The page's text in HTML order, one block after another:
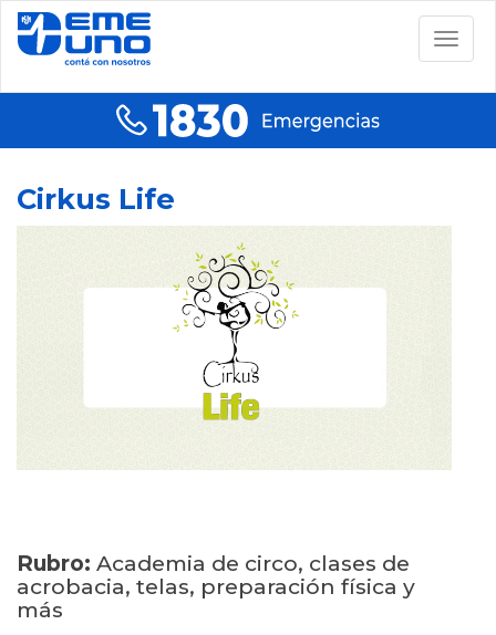
Cirkus Life
Rubro: Academia de circo, clases de
acrobacia, telas, preparación física y
más